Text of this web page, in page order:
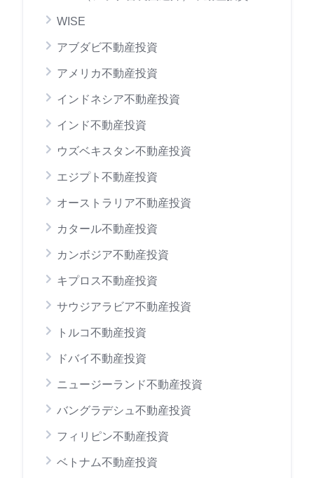
WISE
アブダビ不動産投資
アメリカ不動産投資
インドネシア不動産投資
インド不動産投資
ウズベキスタン不動産投資
エジプト不動産投資
オーストラリア不動産投資
カタール不動産投資
カンボジア不動産投資
キプロス不動産投資
サウジアラビア不動産投資
トルコ不動産投資
ドバイ不動産投資
ニュージーランド不動産投資
バングラデシュ不動産投資
フィリピン不動産投資
ベトナム不動産投資